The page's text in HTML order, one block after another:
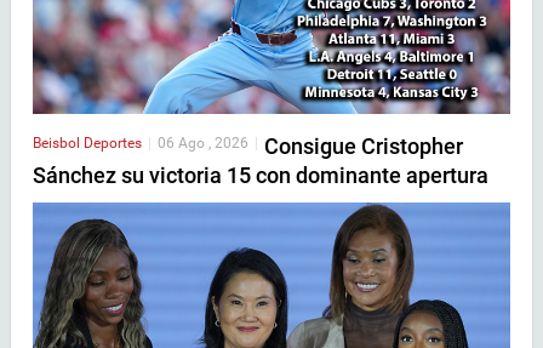
Beisbol Deportes 06 Ago , 2026
Consigue Cristopher
Sánchez su victoria 15 con dominante apertura